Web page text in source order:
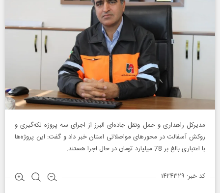
مدیرکل راهداری و حمل ونقل جاده‌ای البرز از اجرای سه پروژه لکه‌گیری و
روکش آسفالت در محورهای مواصلاتی استان خبر داد و گفت: این پروژه‌ها
با اعتباری بالغ بر 78 میلیارد تومان در حال اجرا هستند.
کد خبر: ۱۴۲۴۳۲۹